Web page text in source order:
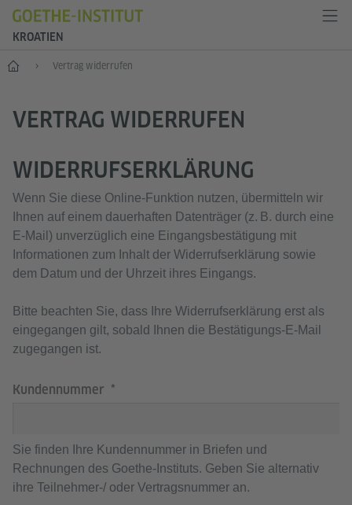
KROATIEN
Start Vertrag widerrufen
VERTRAG WIDERRUFEN
WIDERRUFSERKLÄRUNG
Wenn Sie diese Online‑Funktion nutzen, übermitteln wir
Ihnen auf einem dauerhaften Datenträger (z. B. durch eine
E‑Mail) unverzüglich eine Eingangsbestätigung mit
Informationen zum Inhalt der Widerrufserklärung sowie
dem Datum und der Uhrzeit ihres Eingangs.
Bitte beachten Sie, dass Ihre Widerrufserklärung erst als
eingegangen gilt, sobald Ihnen die Bestätigungs‑E‑Mail
zugegangen ist.
Kundennummer
Sie finden Ihre Kundennummer in Briefen und
Rechnungen des Goethe-Instituts. Geben Sie alternativ
ihre Teilnehmer-/ oder Vertragsnummer an.